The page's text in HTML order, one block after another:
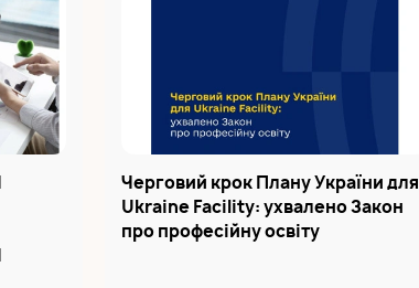
Черговий крок Плану України для
Ukraine Facility: ухвалено Закон
про професійну освіту